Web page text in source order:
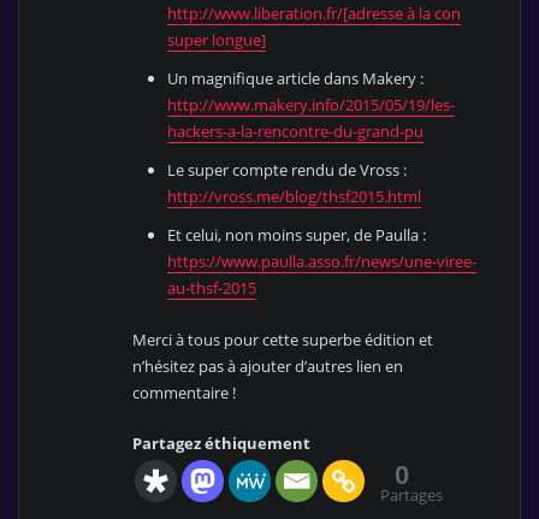
http://www.liberation.fr/[adresse à la con
super longue]
Un magnifique article dans Makery :
http://www.makery.info/2015/05/19/les-
hackers-a-la-rencontre-du-grand-pu
Le super compte rendu de Vross :
http://vross.me/blog/thsf2015.html
Et celui, non moins super, de Paulla :
https://www.paulla.asso.fr/news/une-viree-
au-thsf-2015
Merci à tous pour cette superbe édition et
n’hésitez pas à ajouter d’autres lien en
commentaire !
Partagez éthiquement
0
Partages